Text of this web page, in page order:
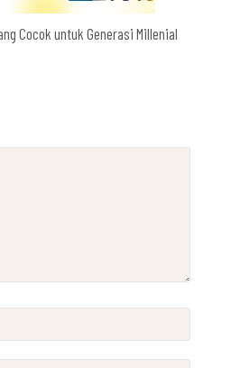
Cocok untuk Generasi Millenial